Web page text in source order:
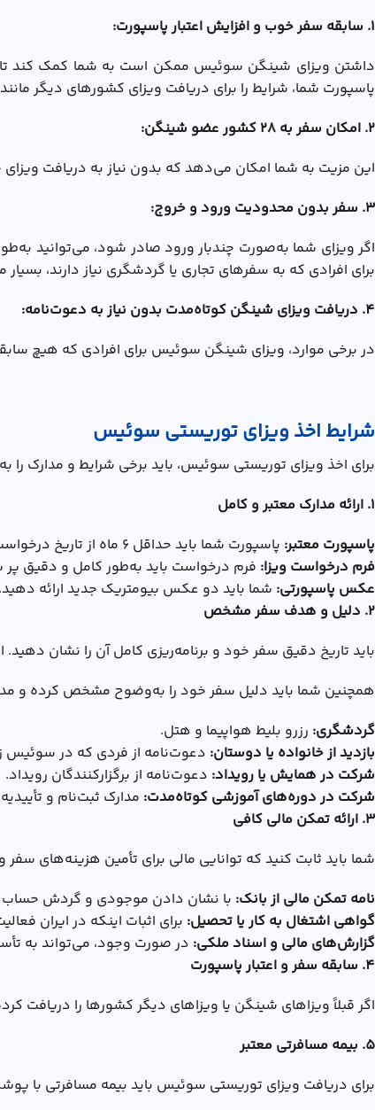
1. سابقه سفر خوب و افزایش اعتبار پاسپورت:
داشتن ویزای شینگن سوئیس ممکن است به شما کمک کند تا
پاسپورت شما، شرایط را برای دریافت ویزای کشورهای دیگر
2. امکان سفر به 28 کشور عضو شینگن:
این مزیت به شما امکان می‌دهد که بدون نیاز به دریافت ویزای
3. سفر بدون محدودیت ورود و خروج:
اگر ویزای شما به‌صورت چندبار ورود صادر شود، می‌توانید
برای افرادی که به سفرهای تجاری یا گردشگری نیاز دارند،
4. دریافت ویزای شینگن کوتاه‌مدت بدون نیاز به دعوت‌نامه:
در برخی موارد، ویزای شینگن سوئیس برای افرادی که هیچ
شرایط اخذ ویزای توریستی سوئیس
برای اخذ ویزای توریستی سوئیس، باید برخی شرایط و مدارک
1. ارائه مدارک معتبر و کامل
پاسپورت معتبر: پاسپورت شما باید حداقل ۶ ماه از تاریخ درخواست ویزا اعتبار و دو صفحه خالی برای ویزا داشته باشد.
فرم درخواست ویزا: فرم درخواست باید به‌طور کامل و دقیق
عکس پاسپورتی: شما باید دو عکس بیومتریک جدید ارائه دهید.
2. دلیل و هدف سفر مشخص
باید تاریخ دقیق سفر خود و برنامه‌ریزی کامل آن را نشان
همچنین شما باید دلیل سفر خود را به‌وضوح مشخص کرده و
گردشگری: رزرو بلیط هواپیما و هتل.
بازدید از خانواده یا دوستان: دعوت‌نامه از فردی که در سوئیس
شرکت در همایش یا رویداد: دعوت‌نامه از برگزارکنندگان رویداد.
شرکت در دوره‌های آموزشی کوتاه‌مدت: مدارک ثبت‌نام و
3. ارائه تمکن مالی کافی
شما باید ثابت کنید که توانایی مالی برای تأمین هزینه‌های
نامه تمکن مالی از بانک: با نشان دادن موجودی و گردش حساب ۳ ماه اخیر.
گواهی اشتغال به کار یا تحصیل: برای اثبات اینکه در ایران
گزارش‌های مالی و اسناد ملکی: در صورت وجود، می‌تواند به
4. سابقه سفر و اعتبار پاسپورت
اگر قبلاً ویزاهای شینگن یا ویزاهای دیگر کشورها را
5. بیمه مسافرتی معتبر
برای دریافت ویزای توریستی سوئیس باید بیمه مسافرتی با پوشش حداقل ۳۰٬۰۰۰ یورو برای کل مدت اقامت در سوئیس و سایر